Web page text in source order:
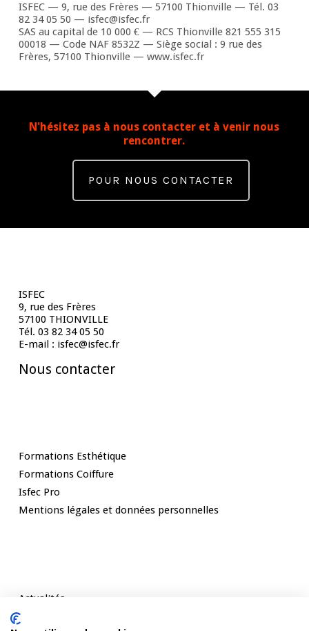
ISFEC — 9, rue des Frères — 57100 Thionville — Tél. 03
82 34 05 50 — isfec@isfec.fr
SAS au capital de 10 000 € — RCS Thionville 821 555 315
00018 — Code NAF 8532Z — Siège social : 9 rue des
Frères, 57100 Thionville — www.isfec.fr
N'hésitez pas à nous contacter et à venir nous
rencontrer.
POUR NOUS CONTACTER
ISFEC
9, rue des Frères
57100 THIONVILLE
Tél. 03 82 34 05 50
E-mail : isfec@isfec.fr
Nous contacter
Formations Esthétique
Formations Coiffure
Isfec Pro
Mentions légales et données personnelles
Actualités
Témoignages